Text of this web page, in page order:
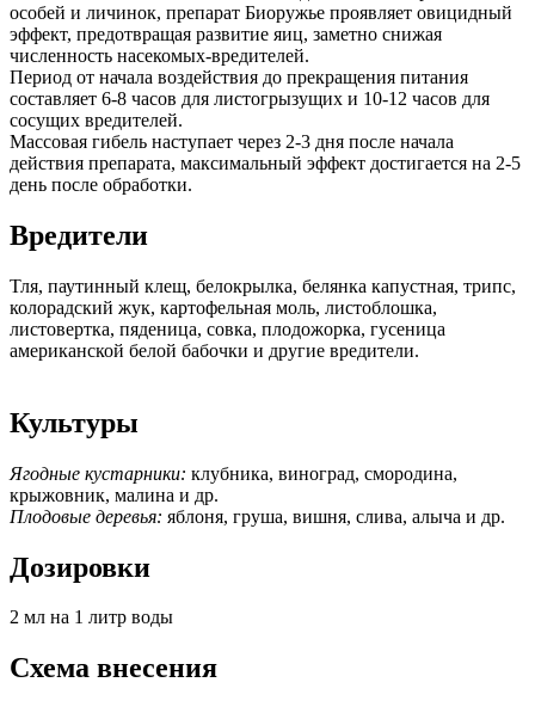
особей и личинок, препарат Биоружье проявляет овицидный
эффект, предотвращая развитие яиц, заметно снижая
численность насекомых-вредителей.
Период от начала воздействия до прекращения питания
составляет 6-8 часов для листогрызущих и 10-12 часов для
сосущих вредителей.
Массовая гибель наступает через 2-3 дня после начала
действия препарата, максимальный эффект достигается на 2-5
день после обработки.
Вредители
Тля, паутинный клещ, белокрылка, белянка капустная, трипс,
колорадский жук, картофельная моль, листоблошка,
листовертка, пяденица, совка, плодожорка, гусеница
американской белой бабочки и другие вредители.
Культуры
Ягодные кустарники: клубника, виноград, смородина,
крыжовник, малина и др.
Плодовые деревья: яблоня, груша, вишня, слива, алыча и др.
Дозировки
2 мл на 1 литр воды
Схема внесения